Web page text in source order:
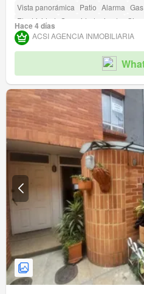
Vista panorámica Patio Alarma
Electricidad Seguridad privada
Barbecue
Hace 4 días
ACSI AGENCIA INMOBILIARIA